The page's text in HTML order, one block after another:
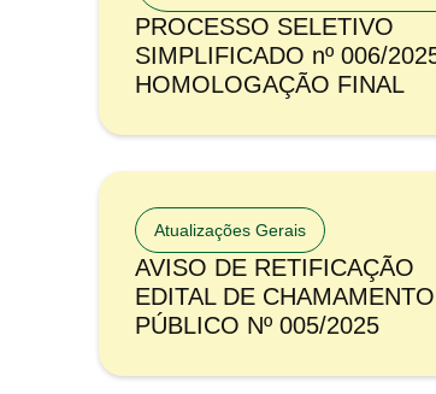
PROCESSO SELETIVO
SIMPLIFICADO nº 006/
HOMOLOGAÇÃO FINAL
Atualizações Gerais
AVISO DE RETIFICAÇÃO
EDITAL DE CHAMAMENTO
PÚBLICO Nº 005/2025